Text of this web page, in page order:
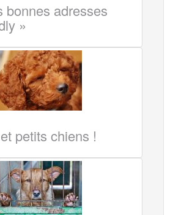
bonnes adresses
»
petits chiens !